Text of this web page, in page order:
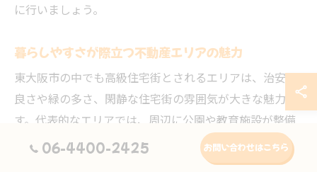
に行いましょう。
暮らしやすさが際立つ不動産エリアの魅力
東大阪市の中でも高級住宅街とされるエリアは、治安の
良さや緑の多さ、閑静な住宅街の雰囲気が大きな魅力で
す。代表的なエリアでは、周辺に公園や教育施設が整備
され、ファミリー層が安心して暮らせる環境が整ってい
ます。こうした地域は資産価値の安定性も高く、将来的
06-4400-2425 お問い合わせはこちら